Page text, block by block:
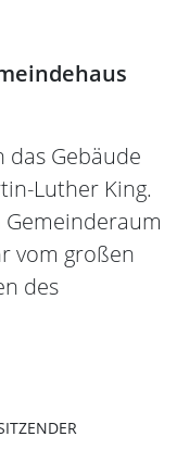
das Gebäude
Luther King.
vom großen
des